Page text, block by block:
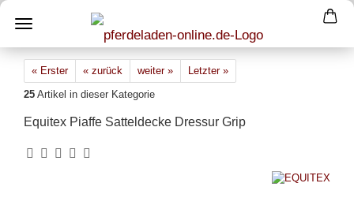
« Erster « zurück weiter »
Letzter »
25 Artikel in dieser Kategorie
Equitex Piaffe Satteldecke Dressur Grip